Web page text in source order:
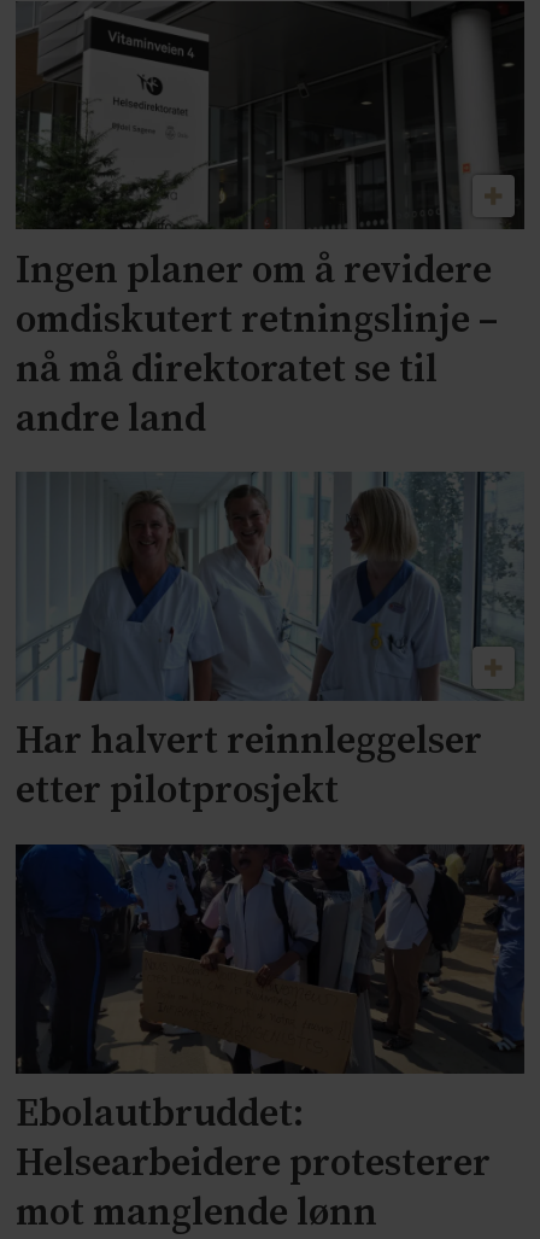
Ingen planer om å revidere
omdiskutert retningslinje –
nå må direktoratet se til
andre land
Har halvert reinnleggelser
etter pilotprosjekt
Ebolautbruddet:
Helsearbeidere protesterer
mot manglende lønn